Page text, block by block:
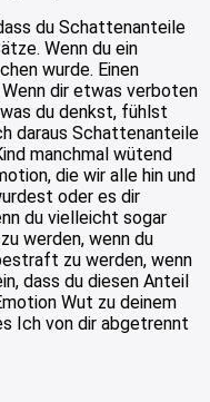
du Schattenanteile
Wenn du ein
wurde. Einen
dir etwas verboten
du denkst, fühlst
daraus Schattenanteile
manchmal wütend
die wir alle hin und
oder es dir
du vielleicht sogar
werden, wenn du
zu werden, wenn
dass du diesen Anteil
Wut zu deinem
Ich von dir abgetrennt